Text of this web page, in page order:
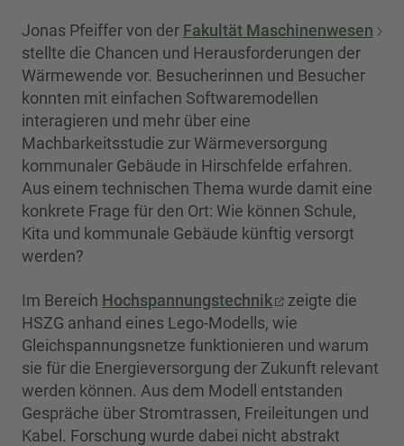
Jonas Pfeiffer von der Fakultät Maschinenwesen
stellte die Chancen und Herausforderungen der
Wärmewende vor. Besucherinnen und Besucher
konnten mit einfachen Softwaremodellen
interagieren und mehr über eine
Machbarkeitsstudie zur Wärmeversorgung
kommunaler Gebäude in Hirschfelde erfahren.
Aus einem technischen Thema wurde damit eine
konkrete Frage für den Ort: Wie können Schule,
Kita und kommunale Gebäude künftig versorgt
werden?
Im Bereich Hochspannungstechnik
zeigte die
HSZG anhand eines Lego-Modells, wie
Gleichspannungsnetze funktionieren und warum
sie für die Energieversorgung der Zukunft relevant
werden können. Aus dem Modell entstanden
Gespräche über Stromtrassen, Freileitungen und
Kabel. Forschung wurde dabei nicht abstrakt